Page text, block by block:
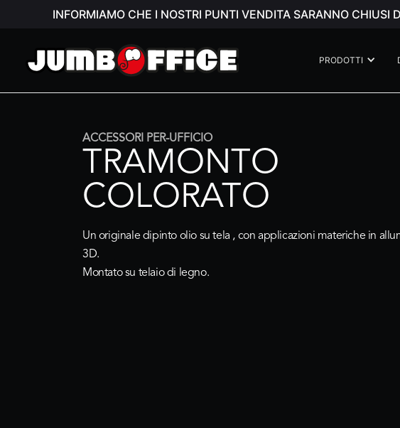
INFORMIAMO CHE I NOSTRI PUNTI VENDITA SARANNO CHIUSI
PRODOTTI
ACCESSORI PER-UFFICIO
TRAMONTO
COLORATO
Un originale dipinto olio su tela , con applicazioni materiche in
3D.
Montato su telaio di legno.